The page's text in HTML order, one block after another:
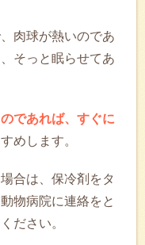
肉球が熱いのであ
そっと眠らせてあ
であれば、すぐに
めします。
合は、保冷剤をタ
物病院に連絡をと
ださい。